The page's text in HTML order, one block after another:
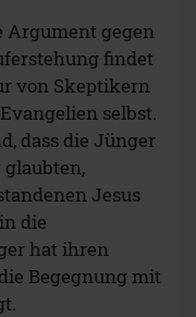
Argument gegen
findet
von Skeptikern
selbst.
dass die Jünger
Jesus
die
hat ihren
Begegnung mit